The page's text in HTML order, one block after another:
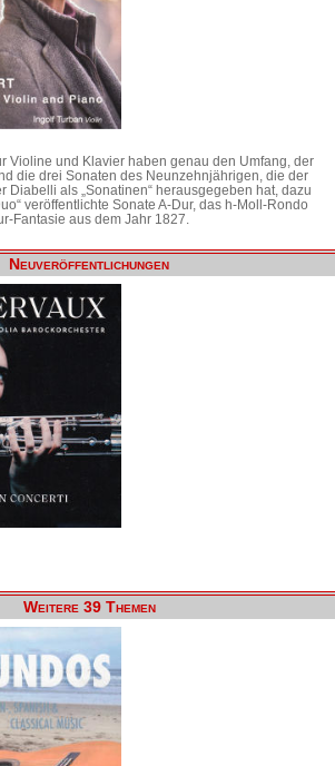
Violine und Klavier haben genau den Umfang, der
die drei Sonaten des Neunzehnjährigen, die der
Diabelli als „Sonatinen“ herausgegeben hat, dazu
veröffentlichte Sonate A-Dur, das h-Moll-Rondo
Fantasie aus dem Jahr 1827.
Neuveröffentlichungen
Weitere 39 Themen